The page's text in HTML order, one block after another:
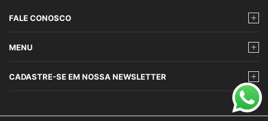
FALE CONOSCO
MENU
CADASTRE-SE EM NOSSA NEWSLETTER